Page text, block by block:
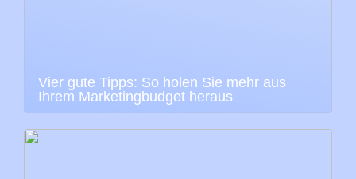
Vier gute Tipps: So holen Sie mehr aus
Ihrem Marketingbudget heraus